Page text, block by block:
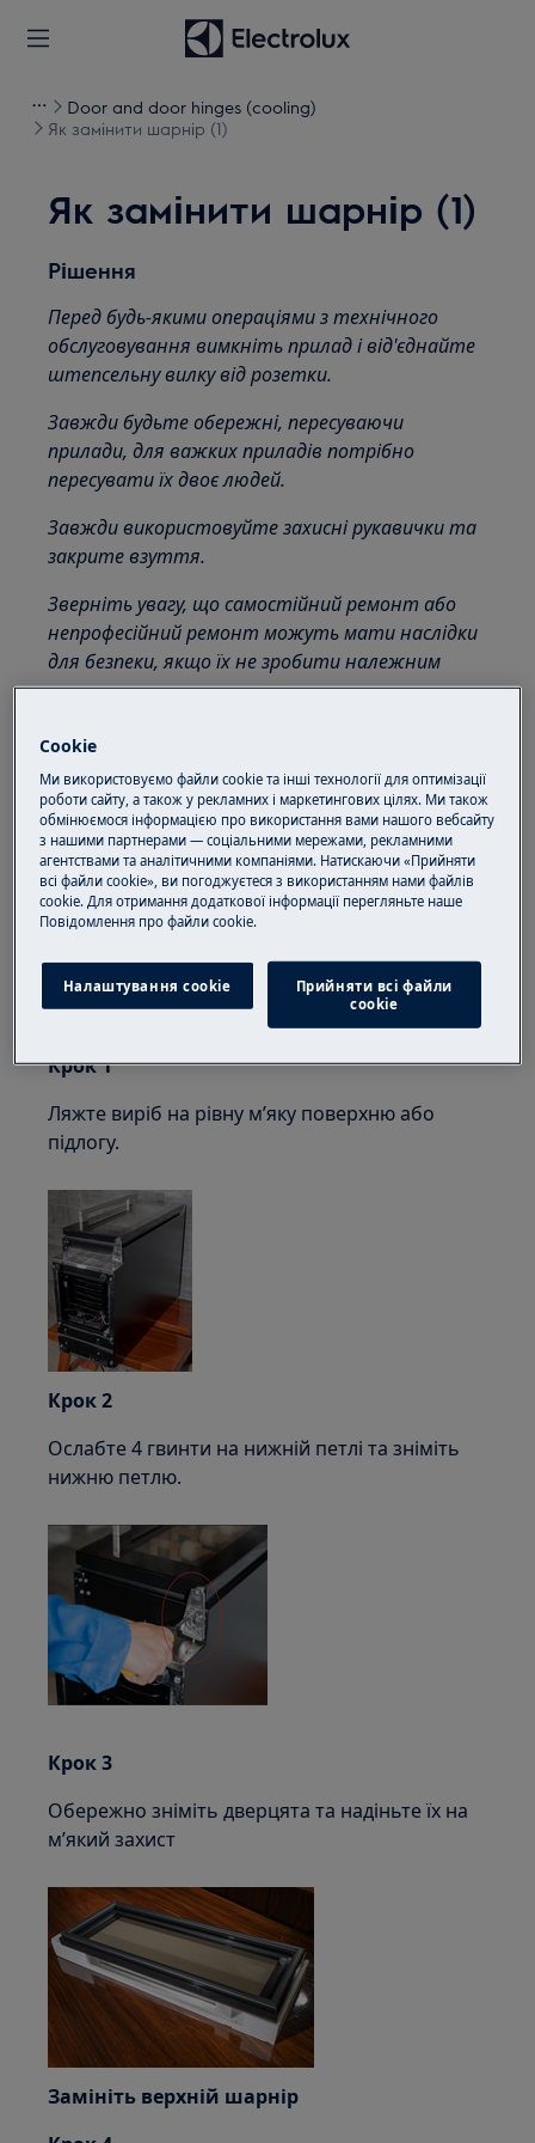
Door and door hinges (cooling)
Як замінити шарнір (1)
Як замінити шарнір (1)
Рішення
Перед будь-якими операціями з технічного
обслуговування вимкніть прилад і від'єднайте
штепсельну вилку відрозетки.
Завжди будьте обережні, пересуваючи
прилади, для важких приладів потрібно
пересувати їх двоє людей.
Завжди використовуйте захисні рукавички та
закрите взуття.
Зверніть увагу, що самостійний ремонт або
непрофесійний ремонт можуть мати наслідки
для безпеки, якщо їх не зробити належним
чином
Як поміняти петлі
ІНСТРУМЕНТИ:
6 × 300 хрестоподібна викрутка
Крок 1
Ляжте виріб на рівну м’яку поверхню або
підлогу.
Крок 2
Ослабте 4 гвинти на нижній петлі та зніміть
нижню петлю.
Крок 3
Обережно зніміть дверцята та надіньте їх на
м’який захист
Замініть верхній шарнір
Cookie
Ми використовуємо файли cookie та інші технології для оптимізації
роботи сайту, а також у рекламних і маркетингових цілях. Ми також
обмінюємося інформацією про використання вами нашого вебсайту
з нашими партнерами — соціальними мережами, рекламними
агентствами та аналітичними компаніями. Натискаючи «Прийняти
всі файли cookie», ви погоджуєтеся з використанням нами файлів
cookie. Для отримання додаткової інформації перегляньте наше
Пoвідомлення прo файли cookie.
Налаштування cookie
Прийняти всі файли
сookie